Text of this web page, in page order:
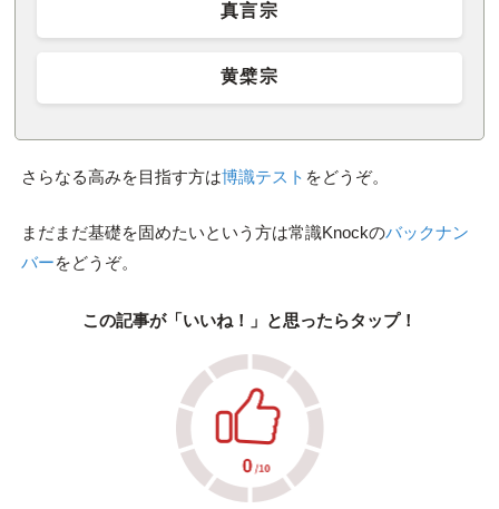
真言宗
黄檗宗
さらなる高みを目指す方は博識テスト をどうぞ。
まだまだ基礎を固めたいという方は常識Knockのバックナン
バーをどうぞ。
この記事が「いいね！」と思ったらタップ！